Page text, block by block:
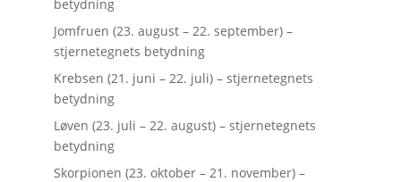
betydning
Jomfruen (23. august – 22. september) –
stjernetegnets betydning
Krebsen (21. juni – 22. juli) – stjernetegnets
betydning
Løven (23. juli – 22. august) – stjernetegnets
betydning
Skorpionen (23. oktober – 21. november) –